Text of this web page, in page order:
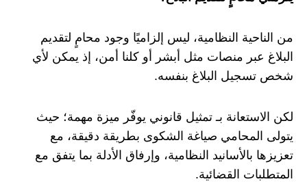
من الناحية النظامية، ليس إلزاميًا وجود محامٍ لتقديم
البلاغ عبر منصات مثل أبشر أو كلنا أمن، إذ يمكن لأي
شخص تسجيل البلاغ بنفسه.
لكن الاستعانة بـ تمثيل قانوني يوفّر ميزة مهمة؛ حيث
يتولى المحامي صياغة الشكوى بطريقة دقيقة، مع
تعزيزها بالأسانيد النظامية، وإرفاق الأدلة بما يتفق مع
المتطلبات القضائية.